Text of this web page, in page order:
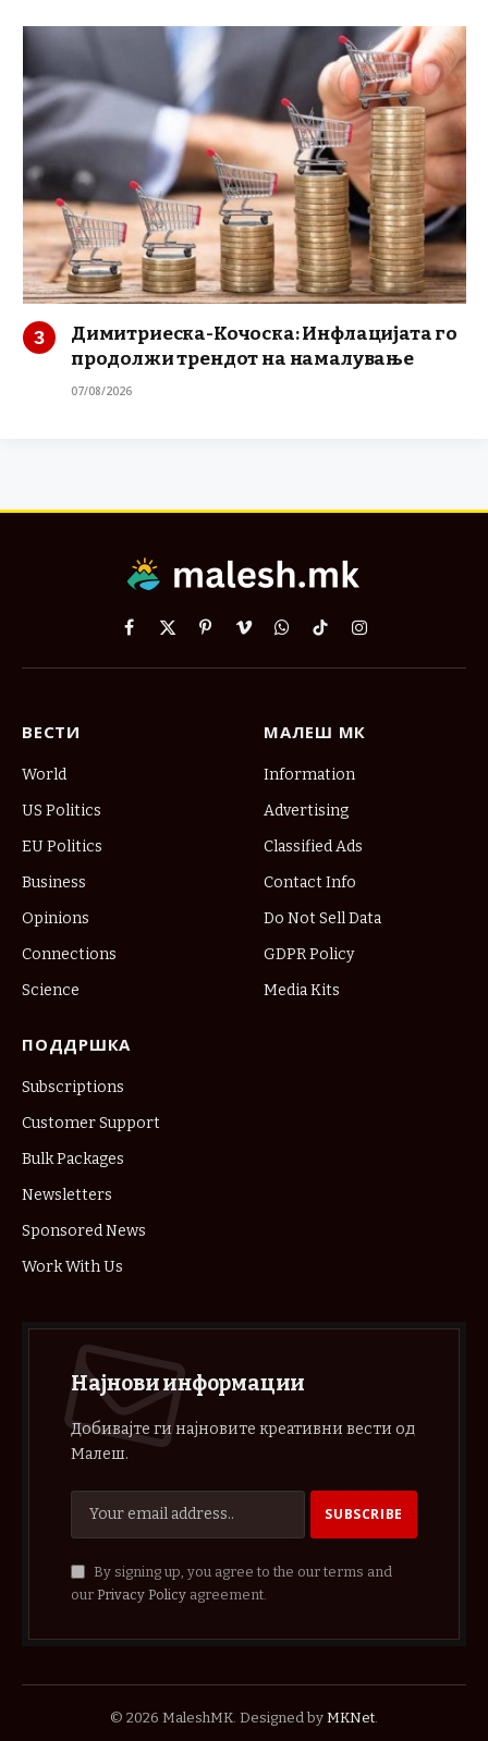
Димитриеска-Кочоска: Инфлацијата го
продолжи трендот на намалување
07/08/2026
Facebook
X
PinterestVimeoWhatsApp
TikTokInstagram
ВЕСТИ
World
US Politics
EU Politics
Business
Opinions
Connections
Science
МАЛЕШ МК
Information
Advertising
Classified Ads
Contact Info
Do Not Sell Data
GDPR Policy
Media Kits
ПОДДРШКА
Subscriptions
Customer Support
Bulk Packages
Newsletters
Sponsored News
Work With Us
Најнови информации
Добивајте ги најновите креативни вести од
Малеш.
By signing up, you agree to the our terms and
our Privacy Policyagreement.
© 2026 MaleshMK. Designed by MKNet